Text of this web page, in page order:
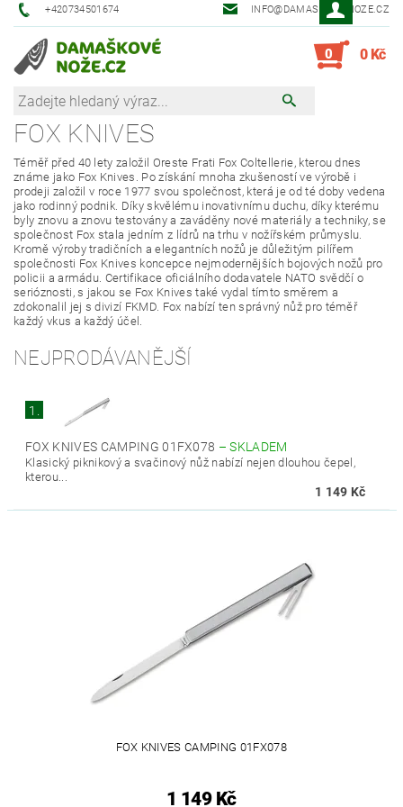
+420734501674 INFO@DAMASKOVE-NOZE.CZ
0 0 Kč
FOX KNIVES
Téměř před 40 lety založil Oreste Frati Fox Coltellerie, kterou dnes
známe jako Fox Knives. Po získání mnoha zkušeností ve výrobě i
prodeji založil v roce 1977 svou společnost, která je od té doby vedena
jako rodinný podnik. Díky skvělému inovativnímu duchu, díky kterému
byly znovu a znovu testovány a zaváděny nové materiály a techniky, se
společnost Fox stala jedním z lídrů na trhu v nožířském průmyslu.
Kromě výroby tradičních a elegantních nožů je důležitým pilířem
společnosti Fox Knives koncepce nejmodernějších bojových nožů pro
policii a armádu. Certifikace oficiálního dodavatele NATO svědčí o
serióznosti, s jakou se Fox Knives také vydal tímto směrem a
zdokonalil jej s divizí FKMD. Fox nabízí ten správný nůž pro téměř
každý vkus a každý účel.
NEJPRODÁVANĚJŠÍ
1.
FOX KNIVES CAMPING 01FX078 –SKLADEM
Klasický piknikový a svačinový nůž nabízí nejen dlouhou čepel,
kterou...
1 149 Kč
FOX KNIVES CAMPING 01FX078
1 149 Kč